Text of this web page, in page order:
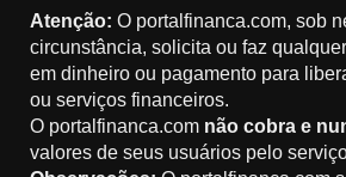
Atenção: O portalfinanca.com, sob
circunstância, solicita ou faz
em dinheiro ou pagamento para
ou serviços financeiros.
O portalfinanca.com não cobra e
valores de seus usuários pelo